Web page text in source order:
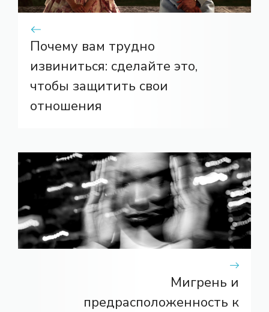
Почему вам трудно
извиниться: сделайте это,
чтобы защитить свои
отношения
Мигрень и
предрасположенность к